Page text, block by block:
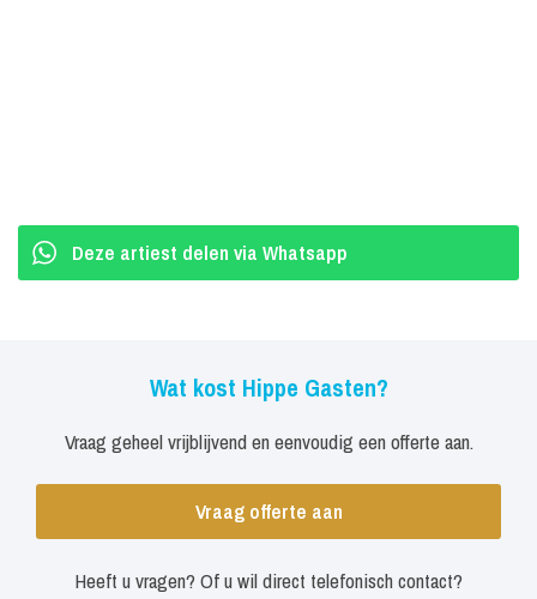
Deze artiest delen via Whatsapp
Wat kost Hippe Gasten?
Vraag geheel vrijblijvend en eenvoudig een offerte aan.
Vraag offerte aan
Heeft u vragen? Of u wil direct telefonisch contact?